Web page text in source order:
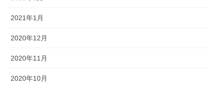
2021年1月
2020年12月
2020年11月
2020年10月